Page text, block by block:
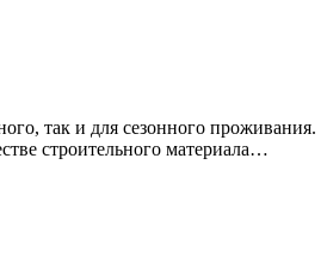
так и для сезонного проживания.
строительного материала…